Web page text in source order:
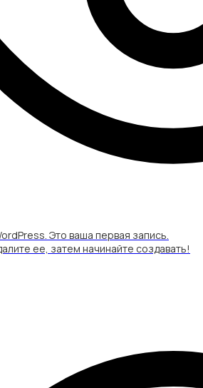
Это ваша первая запись.
ее, затем начинайте создавать!